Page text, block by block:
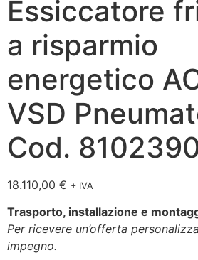
Essiccatore
a risparmio
energetico
VSD
Cod.
18.110,00 € + IVA
Trasporto, installazione e
Per ricevere un’offerta
impegno.